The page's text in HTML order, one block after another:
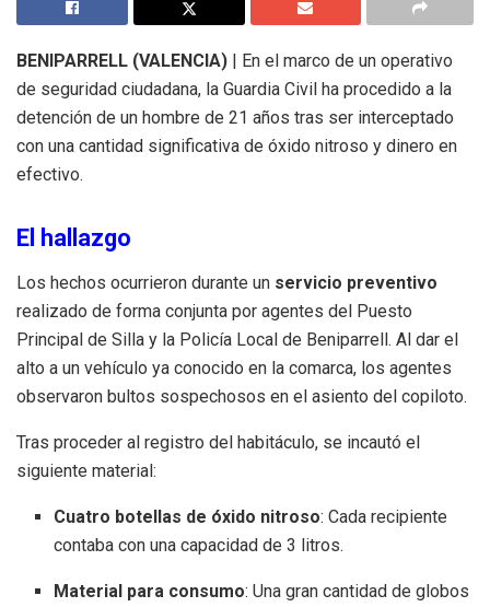
BENIPARRELL (VALENCIA) | En el marco de un operativo
de seguridad ciudadana, la Guardia Civil ha procedido a la
detención de un hombre de 21 años tras ser interceptado
con una cantidad significativa de óxido nitroso y dinero en
efectivo.
El hallazgo
Los hechos ocurrieron durante un servicio preventivo
realizado de forma conjunta por agentes del Puesto
Principal de Silla y la Policía Local de Beniparrell. Al dar el
alto a un vehículo ya conocido en la comarca, los agentes
observaron bultos sospechosos en el asiento del copiloto.
Tras proceder al registro del habitáculo, se incautó el
siguiente material:
Cuatro botellas de óxido nitroso: Cada recipiente
contaba con una capacidad de 3 litros.
Material para consumo: Una gran cantidad de globos